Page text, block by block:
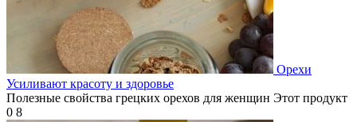
Орехи
Усиливают красоту и здоровье
Полезные свойства грецких орехов для женщин Этот продукт
0 8